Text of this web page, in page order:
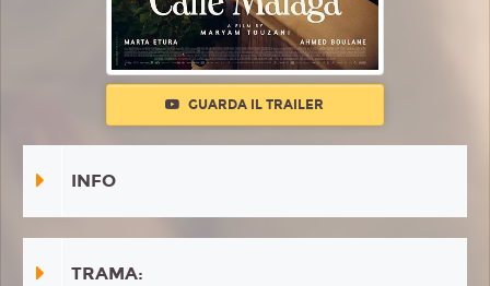
GUARDA IL TRAILER
INFO
TRAMA: